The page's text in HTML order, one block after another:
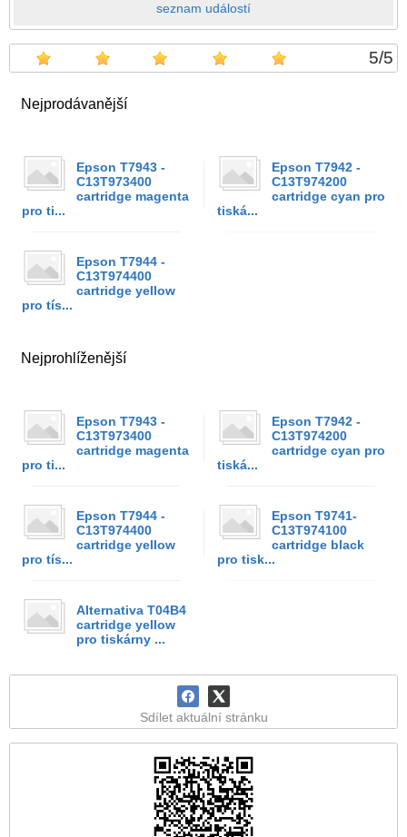
seznam událostí
5/5
Nejprodávanější
Epson T7943 -
C13T973400
cartridge magenta
pro ti...
Epson T7942 -
C13T974200
cartridge cyan pro
tiská...
Epson T7944 -
C13T974400
cartridge yellow
pro tís...
Nejprohlíženější
Epson T7943 -
C13T973400
cartridge magenta
pro ti...
Epson T7942 -
C13T974200
cartridge cyan pro
tiská...
Epson T7944 -
C13T974400
cartridge yellow
pro tís...
Epson T9741-
C13T974100
cartridge black
pro tisk...
Alternativa T04B4
cartridge yellow
pro tiskárny ...
Sdílet aktuální stránku